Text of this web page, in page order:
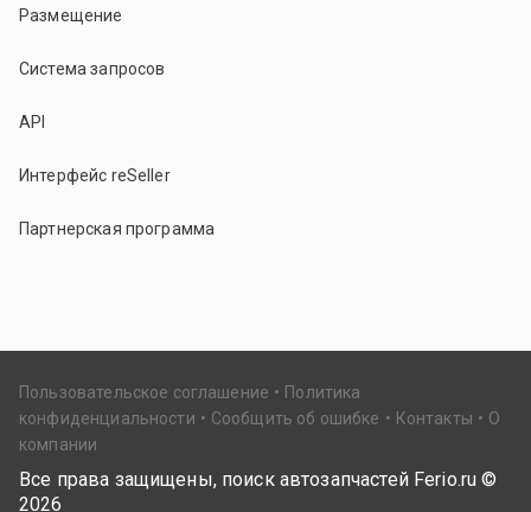
Размещение
Система запросов
API
Интерфейс reSeller
Партнерская программа
Пользовательское соглашение
Политика
конфиденциальности
Сообщить об ошибке Контакты
О
компании
Все права защищены, поиск автозапчастей Ferio.ru ©
2026